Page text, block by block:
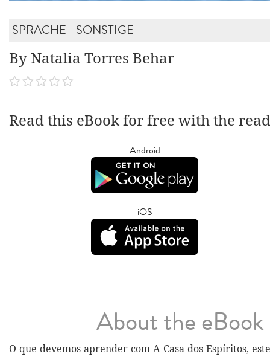
SPRACHE - SONSTIGE
By Natalia Torres Behar
Read this eBook for free with the
Android
iOS
About the eBook
O que devemos aprender com A Casa dos Espíritos,